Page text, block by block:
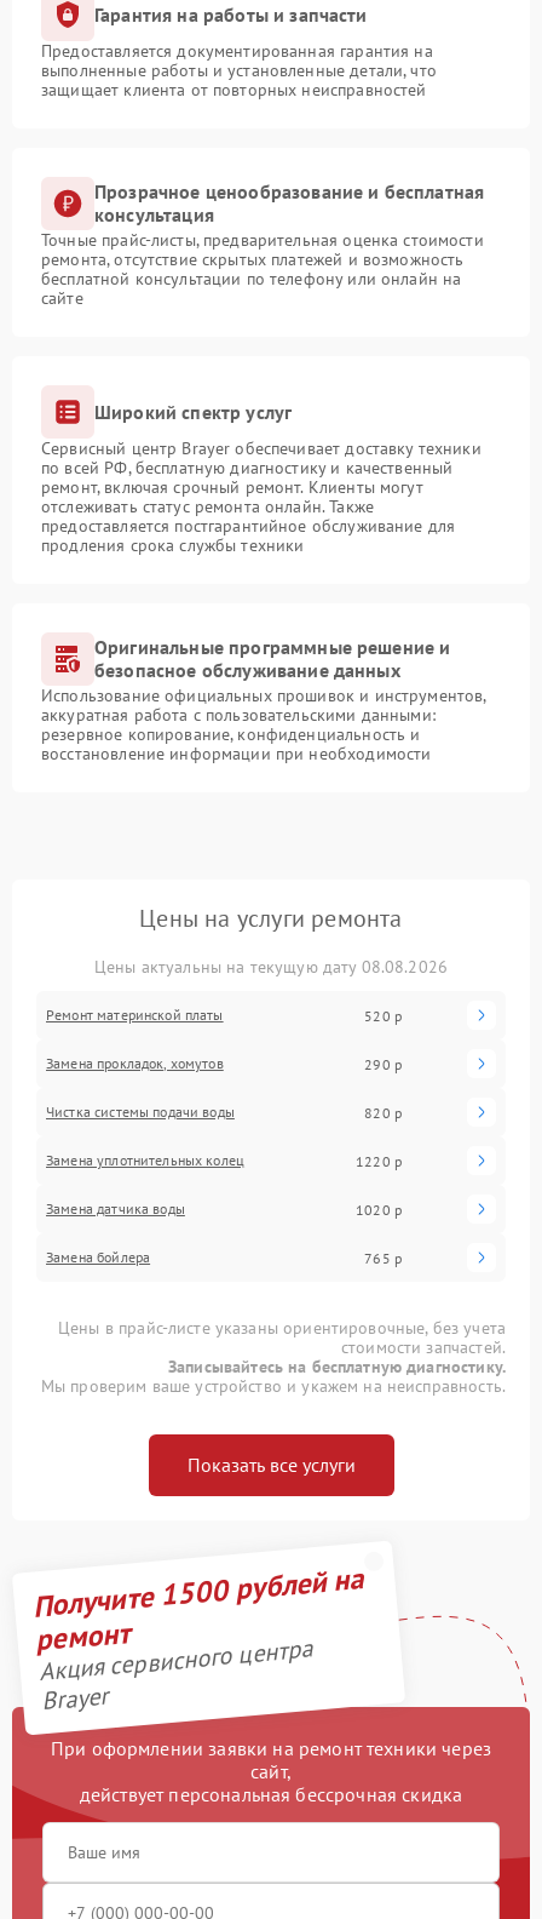
Гарантия на работы и запчасти
Предоставляется документированная гарантия на
выполненные работы и установленные детали, что
защищает клиента от повторных неисправностей
Прозрачное ценообразование и бесплатная
консультация
Точные прайс-листы, предварительная оценка стоимости
ремонта, отсутствие скрытых платежей и возможность
бесплатной консультации по телефону или онлайн на
сайте
Широкий спектр услуг
Сервисный центр Brayer обеспечивает доставку техники
по всей РФ, бесплатную диагностику и качественный
ремонт, включая срочный ремонт. Клиенты могут
отслеживать статус ремонта онлайн. Также
предоставляется постгарантийное обслуживание для
продления срока службы техники
Оригинальные программные решение и
безопасное обслуживание данных
Использование официальных прошивок и инструментов,
аккуратная работа с пользовательскими данными:
резервное копирование, конфиденциальность и
восстановление информации при необходимости
Цены на услуги ремонта
Цены актуальны на текущую дату 08.08.2026
Ремонт материнской платы 520 р
Замена прокладок, хомутов 290 р
Чистка системы подачи воды 820 р
Замена уплотнительных колец 1220 р
Замена датчика воды 1020 р
Замена бойлера 765 р
Цены в прайс-листе указаны ориентировочные, без учета
стоимости запчастей.
Записывайтесь на бесплатную диагностику.
Мы проверим ваше устройство и укажем на неисправность.
Показать все услуги
Получите 1500 рублей на
ремонт
Акция сервисного центра
Brayer
При оформлении заявки на ремонт техники через
сайт,
действует персональная бессрочная скидка